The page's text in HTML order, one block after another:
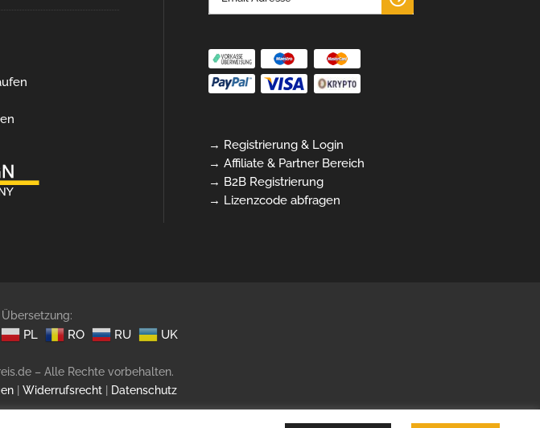
→ Registrierung & Login
→ Affiliate & Partner Bereich
→ B2B Registrierung
→ Lizenzcode abfragen
PL RO RU UK
– Alle Rechte vorbehalten.
| Widerrufsrecht| Datenschutz